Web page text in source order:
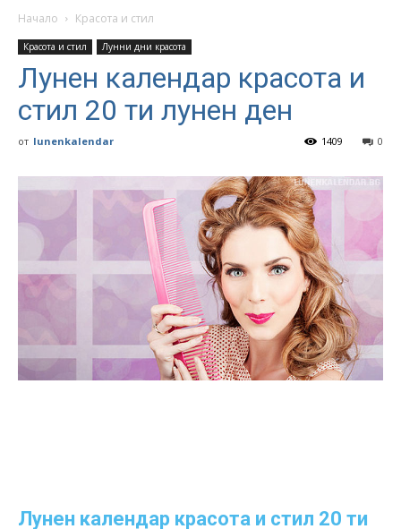
Начало Красота и стил
Красота и стил Лунни дни красота
Лунен календар красота и
стил 20 ти лунен ден
от lunenkalendar 0
1409
Лунен календар красота и стил 20 ти